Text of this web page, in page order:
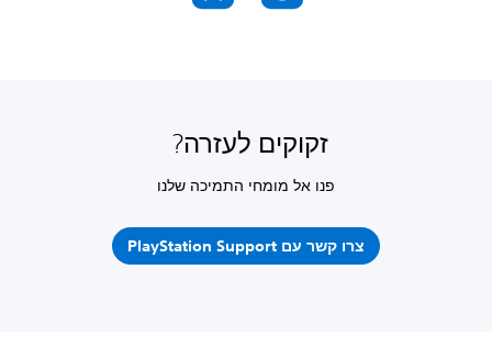
זקוקים לעזרה?
פנו אל מומחי התמיכה שלנו
צרו קשר עם PlayStation Support